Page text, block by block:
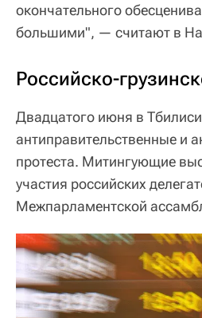
окончательного
большими", — считают в
Российско-
Двадцатого июня в
антиправительственные и
протеста. Митингующие
участия российских
Межпарламентской